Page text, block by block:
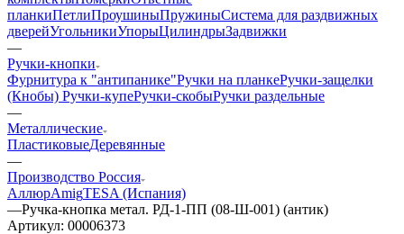
планкиПетлиПроушиныПружиныСистема для раздвижных
дверейУгольникиУпорыЦилиндрыЗадвижки
—
Ручки-кнопки
Фурнитура к "антипанике"Ручки на планкеРучки-защелки
(Кнобы) Ручки-купеРучки-скобыРучки раздельные
—
Металлические
ПластиковыеДеревянные
—
Производство Россия
АллюрAmigTESA (Испания)
—Ручка-кнопка метал. РД-1-ПП (08-Ш-001) (антик)
Артикул: 00006373